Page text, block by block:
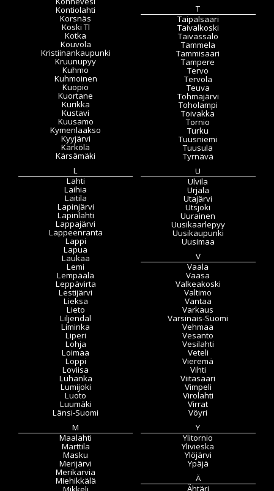
Kontiolahti
Korsnäs
Koski Tl
Kotka
Kouvola
Kristiinankaupunki
Kruunupyy
Kuhmo
Kuhmoinen
Kuopio
Kuortane
Kurikka
Kustavi
Kuusamo
Kymenlaakso
Kyyjärvi
Kärkölä
Kärsämäki
L
Lahti
Laihia
Laitila
Lapinjärvi
Lapinlahti
Lappajärvi
Lappeenranta
Lappi
Lapua
Laukaa
Lemi
Lempäälä
Leppävirta
Lestijärvi
Lieksa
Lieto
Liljendal
Liminka
Liperi
Lohja
Loimaa
Loppi
Loviisa
Luhanka
Lumijoki
Luoto
Luumäki
Länsi-Suomi
M
Maalahti
Marttila
Masku
Merijärvi
Merikarvia
Miehikkälä
T
Taipalsaari
Taivalkoski
Taivassalo
Tammela
Tammisaari
Tampere
Tervo
Tervola
Teuva
Tohmajärvi
Toholampi
Toivakka
Tornio
Turku
Tuusniemi
Tuusula
Tyrnävä
U
Ulvila
Urjala
Utajärvi
Utsjoki
Uurainen
Uusikaarlepyy
Uusikaupunki
Uusimaa
V
Vaala
Vaasa
Valkeakoski
Valtimo
Vantaa
Varkaus
Varsinais-Suomi
Vehmaa
Vesanto
Vesilahti
Veteli
Vieremä
Vihti
Viitasaari
Vimpeli
Virolahti
Virrat
Vöyri
Y
Ylitornio
Ylivieska
Ylöjärvi
Ypäjä
Ä
Ähtäri